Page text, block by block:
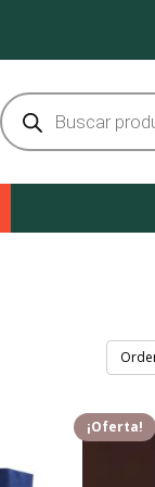
Búsqueda
de
productos
¡Oferta!